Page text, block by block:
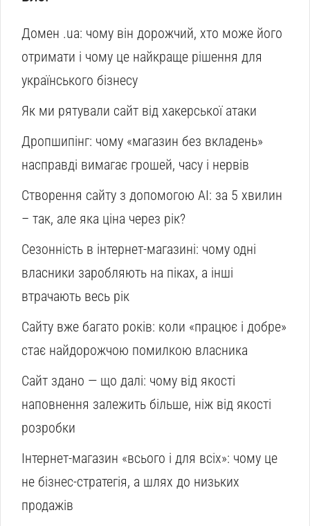
Домен .ua: чому він дорожчий, хто може його
отримати і чому це найкраще рішення для
українського бізнесу
Як ми рятували сайт від хакерської атаки
Дропшипінг: чому «магазин без вкладень»
насправді вимагає грошей, часу і нервів
Створення сайту з допомогою AI: за 5 хвилин
– так, але яка ціна через рік?
Сезонність в інтернет-магазині: чому одні
власники заробляють на піках, а інші
втрачають весь рік
Сайту вже багато років: коли «працює і добре»
стає найдорожчою помилкою власника
Сайт здано — що далі: чому від якості
наповнення залежить більше, ніж від якості
розробки
Інтернет-магазин «всього і для всіх»: чому це
не бізнес-стратегія, а шлях до низьких
продажів